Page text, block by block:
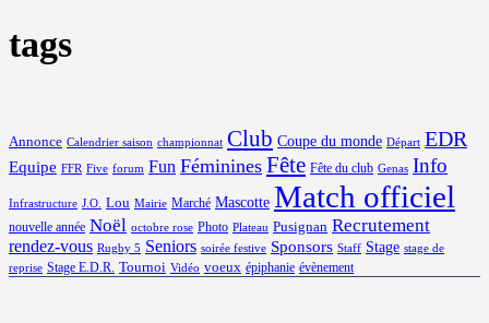
tags
Annonce Calendrier saison championnat Club Coupe du monde Départ EDR
Equipe FFR Five forum Fun Féminines Fête Fête du club Genas Info
Infrastructure J.O. Lou Mairie Marché Mascotte Match officiel
nouvelle année Noël octobre rose Photo Plateau Pusignan Recrutement
rendez-vous Rugby 5 Seniors soirée festive Sponsors Staff Stage stage de
reprise Stage E.D.R. Tournoi Vidéo voeux épiphanie évènement